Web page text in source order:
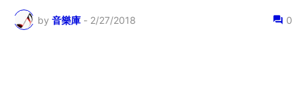
by 音樂庫 - 2/27/2018 0